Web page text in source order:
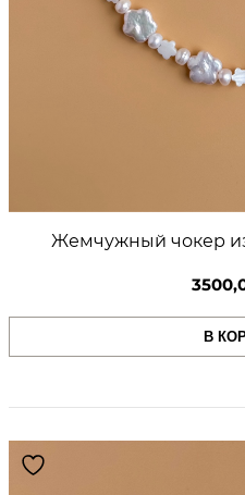
Жемчужный чокер
В